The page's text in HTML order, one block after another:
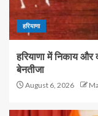
हरियाणा
हरियाणा में निकाय और
बेनतीजा
August 6, 2026